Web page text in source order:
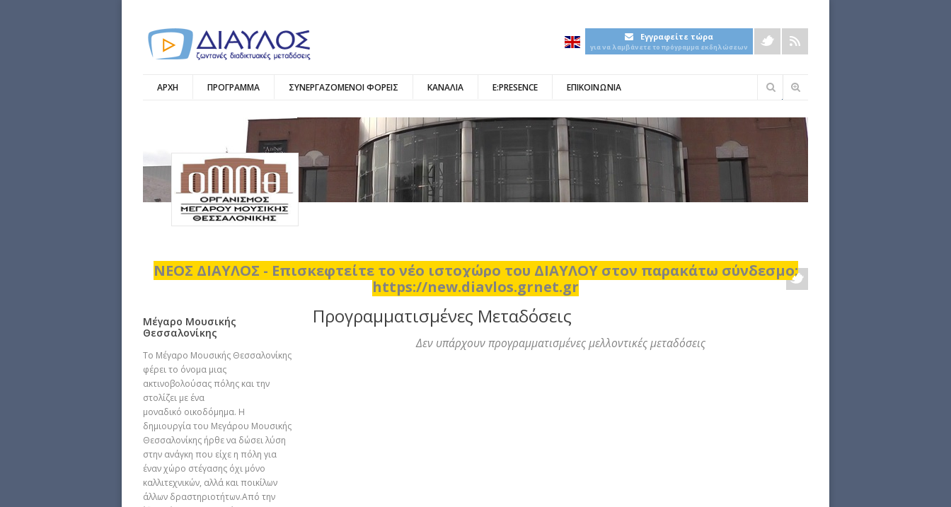
Εγγραφείτε τώρα
για να λαμβάνετε το πρόγραμμα εκδηλώσεων
ΑΡΧΗ ΠΡΟΓΡΑΜΜΑ ΣΥΝΕΡΓΑΖΟΜΕΝΟΙ ΦΟΡΕΙΣ ΚΑΝΑΛΙΑ E:PRESENCE ΕΠΙΚΟΙΝΩΝΙΑ
Φόρμα
ΝΕΟΣ ΔΙΑΥΛΟΣ - Επισκεφτείτε το νέο ιστοχώρο του ΔΙΑΥΛΟΥ στον παρακάτω σύνδεσμο:
https://new.diavlos.grnet.gr
Μέγαρο Μουσικής
Θεσσαλονίκης
Το Μέγαρο Μουσικής Θεσσαλονίκης
φέρει το όνομα μιας
ακτινοβολούσας πόλης και την
στολίζει με ένα
μοναδικό οικοδόμημα. Η
δημιουργία του Μεγάρου Μουσικής
Θεσσαλονίκης ήρθε να δώσει λύση
στην ανάγκη που είχε η πόλη για
έναν χώρο στέγασης όχι μόνο
καλλιτεχνικών, αλλά και ποικίλων
άλλων δραστηριοτήτων.Από την
Προγραμματισμένες Μεταδόσεις
Δεν υπάρχουν προγραμματισμένες μελλοντικές μεταδόσεις